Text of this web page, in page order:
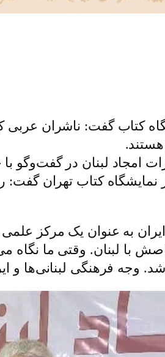
کتاب گفت: ناشران عربی
هستند.
امجاد لبنان در گفت‌وگو
کتاب تهران گفت:
به عنوان یک مرکز
لبنان. وقتی ما نگاه
وجه فرهنگی لبنانی‌ها و